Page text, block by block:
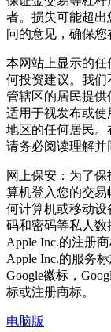
者。损失可能超
问的意见，确保您
本网站上显示的
何投资建议。我
管辖区的居民提
适用于视发布或
地区的任何居民。
请务必阅读理解并
网上保安：为了
算机登入您的交
何计算机或移动
码和密码等私人数
Apple Inc.的注册
Apple Inc.的服务
Google徽标，
标或注册商标。
电脑版